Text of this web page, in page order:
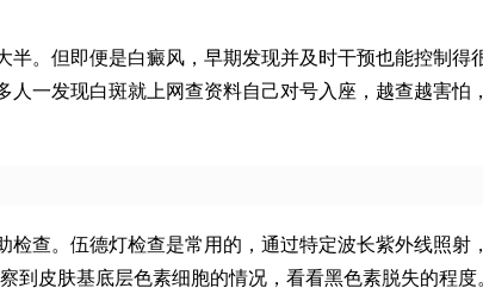
。但即便是白癜风，早期发现并及时干预也能控制得
一发现白斑就上网查资料自己对号入座，越查越害怕
查。伍德灯检查是常用的，通过特定波长紫外线照射
到皮肤基底层色素细胞的情况，看看黑色素脱失的程度